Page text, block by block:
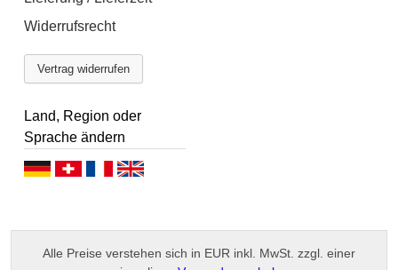
Widerrufsrecht
Vertrag widerrufen
Land, Region oder
Sprache ändern
D
u
D
u
t
F
a
n
E
g
l
Alle Preise verstehen sich in EUR inkl. MwSt. zzgl. einer